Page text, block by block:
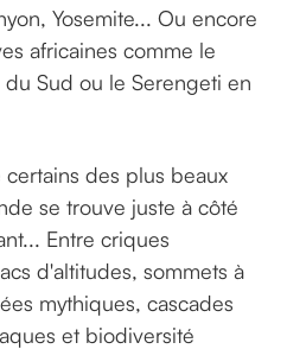
Yosemite... Ou encore
africaines comme le
Sud ou le Serengeti en
des plus beaux
se trouve juste à côté
Entre criques
d'altitudes, sommets à
mythiques, cascades
et biodiversité